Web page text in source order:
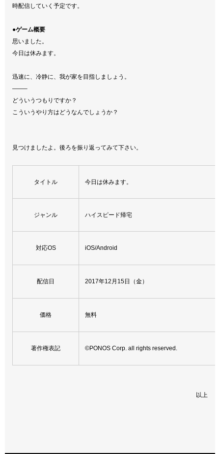
時配信していく予定です。
●ゲーム概要
思いました。
今日は休みます。
迅速に、冷静に、我が家を目指しましょう。
——–
どういうつもりですか？
こういうやり方はどうなんでしょうか？
見つけましたよ。後ろを振り返ってみて下さい。
タイトル 今日は休みます。
ジャンル ハイスピード帰宅
対応OS iOS/Android
配信日 2017年12月15日（金）
価格 無料
著作権表記 ©PONOS Corp. all rights reserved.
以上